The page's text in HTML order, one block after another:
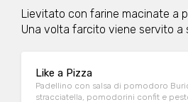
Lievitato con farine macinate a
Una volta farcito viene servito a
Like a Pizza
Padellino con salsa di pomodoro
stracciatella, pomodorini confit e